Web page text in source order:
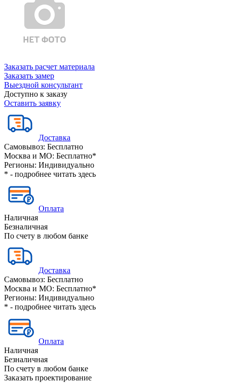
Заказать расчет материала
Заказать замер
Выездной консультант
Доступно к заказу
Оставить заявку
Доставка
Самовывоз: Бесплатно
Москва и МО: Бесплатно*
Регионы: Индивидуально
* - подробнее читать здесь
Оплата
Наличная
Безналичная
По счету в любом банке
Доставка
Самовывоз: Бесплатно
Москва и МО: Бесплатно*
Регионы: Индивидуально
* - подробнее читать здесь
Оплата
Наличная
Безналичная
По счету в любом банке
Заказать проектирование